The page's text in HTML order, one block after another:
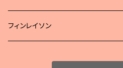
フィンレイソン